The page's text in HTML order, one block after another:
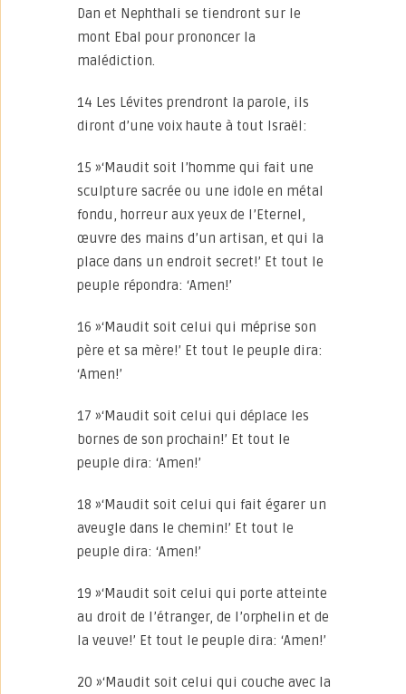
Dan et Nephthali se tiendront sur le
mont Ebal pour prononcer la
malédiction.
14 Les Lévites prendront la parole, ils
diront d’une voix haute à tout Israël:
15 »‘Maudit soit l’homme qui fait une
sculpture sacrée ou une idole en métal
fondu, horreur aux yeux de l’Eternel,
œuvre des mains d’un artisan, et qui la
place dans un endroit secret!’ Et tout le
peuple répondra: ‘Amen!’
16 »‘Maudit soit celui qui méprise son
père et sa mère!’ Et tout le peuple dira:
‘Amen!’
17 »‘Maudit soit celui qui déplace les
bornes de son prochain!’ Et tout le
peuple dira: ‘Amen!’
18 »‘Maudit soit celui qui fait égarer un
aveugle dans le chemin!’ Et tout le
peuple dira: ‘Amen!’
19 »‘Maudit soit celui qui porte atteinte
au droit de l’étranger, de l’orphelin et de
la veuve!’ Et tout le peuple dira: ‘Amen!’
20 »‘Maudit soit celui qui couche avec la